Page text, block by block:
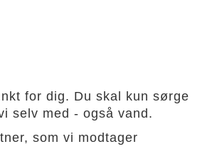
for dig. Du skal kun sørge
selv med - også vand.
som vi modtager